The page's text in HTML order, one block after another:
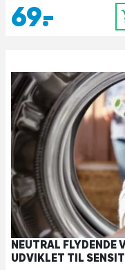
69,-
NEUTRAL FLYDENDE
UDVIKLET TIL